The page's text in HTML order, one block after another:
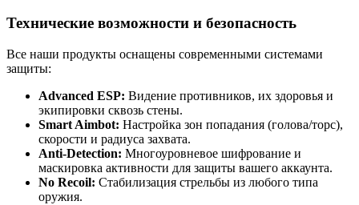
Технические возможности и безопасность
Все наши продукты оснащены современными системами
защиты:
Advanced ESP: Видение противников, их здоровья и
экипировки сквозь стены.
Smart Aimbot: Настройка зон попадания (голова/торс),
скорости и радиуса захвата.
Anti-Detection: Многоуровневое шифрование и
маскировка активности для защиты вашего аккаунта.
No Recoil: Стабилизация стрельбы из любого типа
оружия.